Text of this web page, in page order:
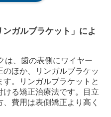
ガルブラケット」によ
は、歯の表側にワイヤー
ほか、リンガルブラケッ
す。リンガルブラケットと
る矯正治療法です。目立
費用は表側矯正より高く